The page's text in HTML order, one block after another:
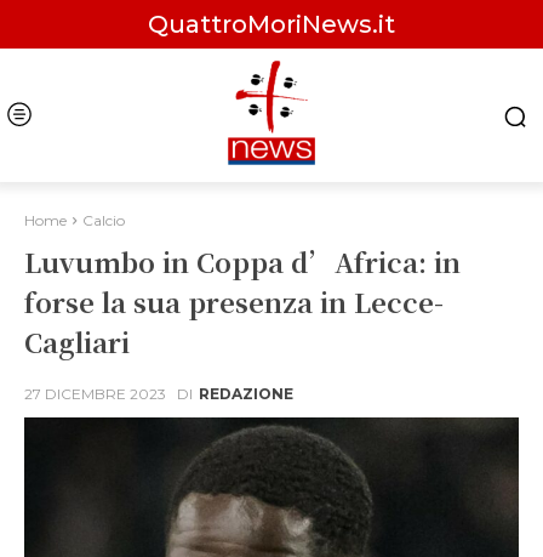
QuattroMoriNews.it
Home Calcio
Luvumbo in Coppa d’Africa: in
forse la sua presenza in Lecce-
Cagliari
27 DICEMBRE 2023 DI REDAZIONE